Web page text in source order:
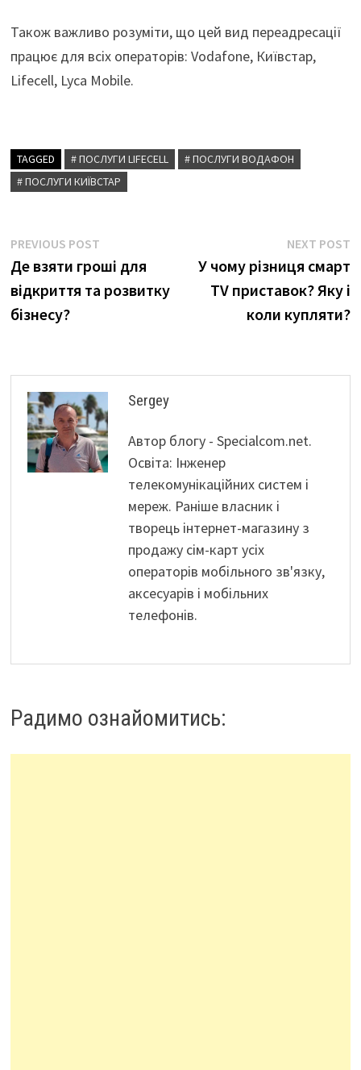
Також важливо розуміти, що цей вид переадресації
працює для всіх операторів: Vodafone, Київстар,
Lifecell, Lyca Mobile.
TAGGED # ПОСЛУГИ LIFECELL
# ПОСЛУГИ ВОДАФОН
# ПОСЛУГИ КИЇВСТАР
Навігація
записів
PREVIOUS POSTPrevious
post:
Де взяти гроші для
відкриття та розвитку
бізнесу?
NEXT POST
У чому різниця смарт
TV приставок? Яку і
коли купляти?
Sergey
Автор блогу - Specialcom.net.
Освіта: Інженер
телекомунікаційних систем і
мереж. Раніше власник і
творець інтернет-магазину з
продажу сім-карт усіх
операторів мобільного зв'язку,
аксесуарів і мобільних
телефонів.
Радимо ознайомитись: